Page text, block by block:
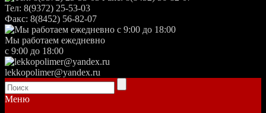
Тел: 8(9372) 25-53-03
Факс: 8(8452) 56-82-07
Мы работаем ежедневно
с 9:00 до 18:00
lekkopolimer@yandex.ru
Меню